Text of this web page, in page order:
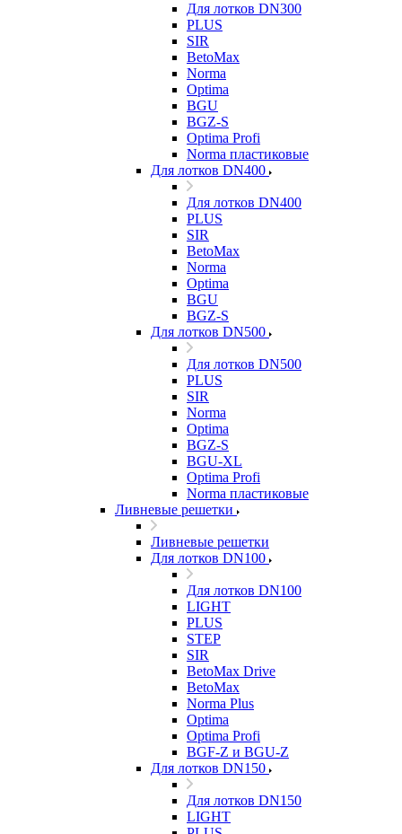
Для лотков DN300
PLUS
SIR
BetoMax
Norma
Optima
BGU
BGZ-S
Optima Profi
Norma пластиковые
Для лотков DN400
Для лотков DN400
PLUS
SIR
BetoMax
Norma
Optima
BGU
BGZ-S
Для лотков DN500
Для лотков DN500
PLUS
SIR
Norma
Optima
BGZ-S
BGU-XL
Optima Profi
Norma пластиковые
Ливневые решетки
Ливневые решетки
Для лотков DN100
Для лотков DN100
LIGHT
PLUS
STEP
SIR
BetoMax Drive
BetoMax
Norma Plus
Optima
Optima Profi
BGF-Z и BGU-Z
Для лотков DN150
Для лотков DN150
LIGHT